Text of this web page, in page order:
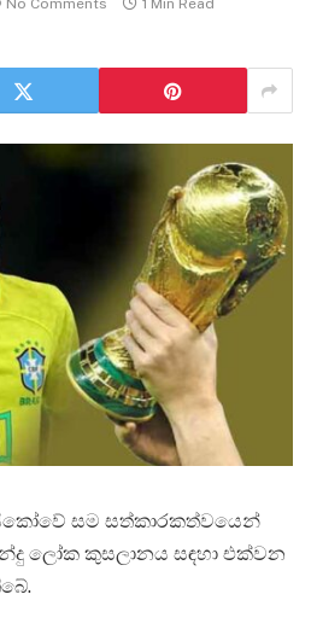
No Comments
1 Min Read
සම සත්කාරකත්වයෙන්
ලෝක කුසලානය සඳහා එක්වන